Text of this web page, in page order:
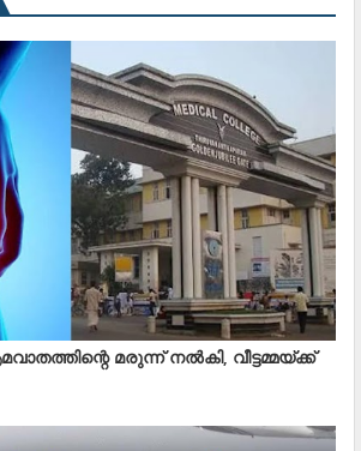
മരുന്ന് നൽകി, വീട്ടമ്മയ്ക്ക്